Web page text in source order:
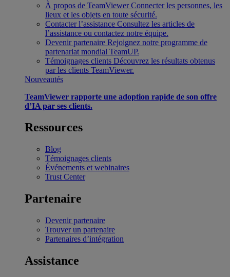
À propos de TeamViewer Connecter les personnes, les
lieux et les objets en toute sécurité.
Contacter l’assistance Consultez les articles de
l’assistance ou contactez notre équipe.
Devenir partenaire Rejoignez notre programme de
partenariat mondial TeamUP.
Témoignages clients Découvrez les résultats obtenus
par les clients TeamViewer.
Nouveautés
TeamViewer rapporte une adoption rapide de son offre
d’IA par ses clients.
Ressources
Blog
Témoignages clients
Événements et webinaires
Trust Center
Partenaire
Devenir partenaire
Trouver un partenaire
Partenaires d’intégration
Assistance